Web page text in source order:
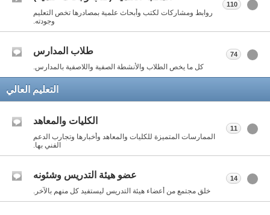
روابط ومشاركات لكتب وأبحاث علمية بمصادرها تخص التعليم
وجودته.
110
طلاب المدارس
كل ما يخص الطلاب والأنشطة الصفية واللاصفية بالمدارس.
74
التعليم العالي
الكليات والمعاهد
الممارسات المتميزة للكليات والمعاهد وأخبارها وتجارب الدعم
الفني بها.
11
عضو هيئة التدريس وشئونه
خلق مجتمع من أعضاء هيئة التدريس ليستفيد كل منهم بالآخر.
14